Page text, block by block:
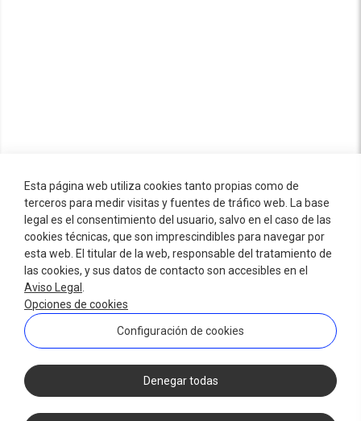
Esta página web utiliza cookies tanto propias como de
terceros para medir visitas y fuentes de tráfico web. La base
legal es el consentimiento del usuario, salvo en el caso de las
cookies técnicas, que son imprescindibles para navegar por
esta web. El titular de la web, responsable del tratamiento de
las cookies, y sus datos de contacto son accesibles en el
Aviso Legal
Opciones de cookies
Configuración de cookies
Denegar todas